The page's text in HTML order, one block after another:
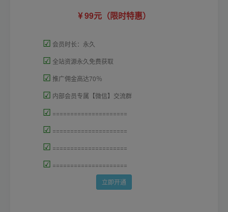
99元（限时特惠）
☑ 会员时长：永久
☑ 全站资源永久免费获取
☑ 推广佣金高达70％
☑ 内部会员专属【微信】交流群
☑ =====================
☑ =====================
☑ =====================
☑ =====================
立即开通